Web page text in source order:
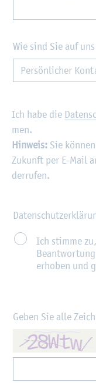
Wie sind Sie auf
Ich habe die
men.
Hin­weis: Sie
Zu­kunft per E-Mail
der­ru­fen.
Ich stimme
erhoben und
Geben Sie alle